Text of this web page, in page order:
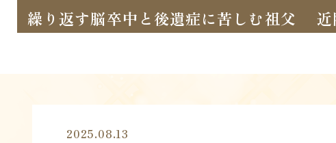
繰り返す脳卒中と後遺症に苦しむ祖父
2025.08.13